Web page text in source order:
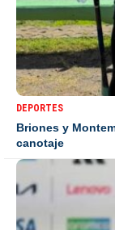
DEPORTES
Briones y
canotaje